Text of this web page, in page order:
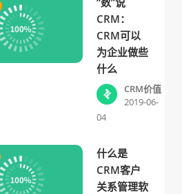
CRM：
CRM可以
为企业做些
什么
CRM价值
2019-06-
04
什么是
CRM客户
关系管理软